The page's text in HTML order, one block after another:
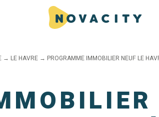
→ LE HAVRE → PROGRAMME IMMOBILIER NEUF LE